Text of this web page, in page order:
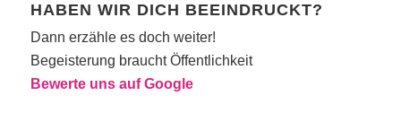
HABEN WIR DICH BEEINDRUCKT?
Dann erzähle es doch weiter!
Begeisterung braucht Öffentlichkeit
Bewerte uns auf Google